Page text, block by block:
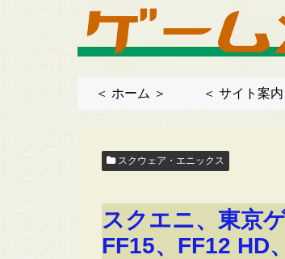
＜ ホーム ＞ ＜ サイト案内
スクウェア・エニックス
スクエニ、東京
FF15、FF12 HD